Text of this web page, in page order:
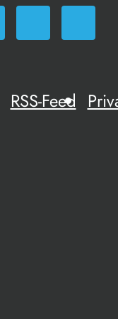
RSS-Feed